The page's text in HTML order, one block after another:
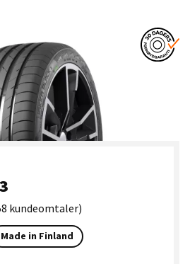
4.8
kundeomtaler)
Made in Finland